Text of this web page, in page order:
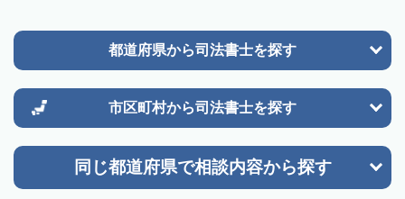
都道府県から司法書士を探す
市区町村から司法書士を探す
同じ都道府県で相談内容から探す